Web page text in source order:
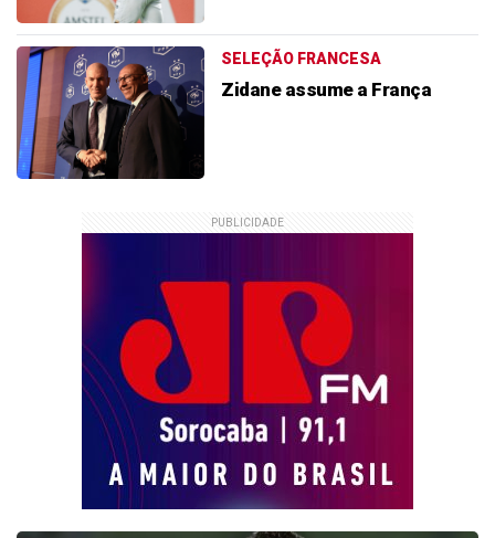
SELEÇÃO FRANCESA
Zidane assume a França
PUBLICIDADE